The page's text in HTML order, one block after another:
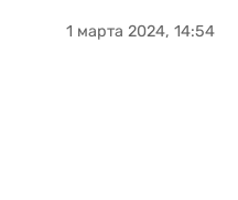
1 марта 2024, 14:54